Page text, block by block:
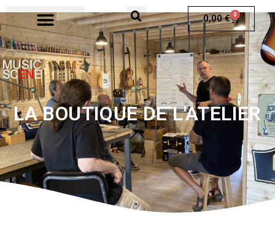
0,00€ 0
LA BOUTIQUE DE L'ATELIER